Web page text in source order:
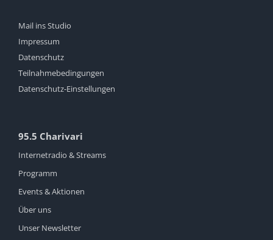
Mail ins Studio
Impressum
Datenschutz
Teilnahmebedingungen
Datenschutz-Einstellungen
95.5 Charivari
Internetradio & Streams
Programm
Events & Aktionen
Über uns
Unser Newsletter